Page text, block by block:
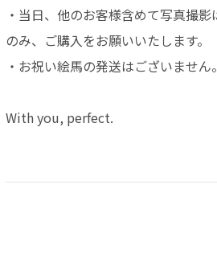
・当日、他のお客様含めて写真撮
のみ、ご購入をお願いいたします。
・お祝い絵馬の発送はございません
With you, perfect.